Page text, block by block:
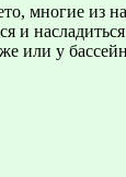
многие из
и
или у